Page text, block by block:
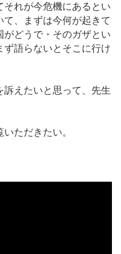
それが今危機にあるとい
て、まずは今何が起きて
がどうで・そのガザとい
ず語らないとそこに行け
えたいと思って、先生
ただきたい。